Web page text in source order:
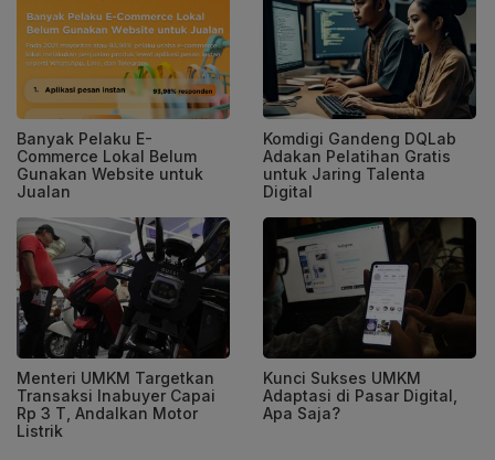
Banyak Pelaku E-
Commerce Lokal Belum
Gunakan Website untuk
Jualan
Komdigi Gandeng DQLab
Adakan Pelatihan Gratis
untuk Jaring Talenta
Digital
Menteri UMKM Targetkan
Transaksi Inabuyer Capai
Rp 3 T, Andalkan Motor
Listrik
Kunci Sukses UMKM
Adaptasi di Pasar Digital,
Apa Saja?